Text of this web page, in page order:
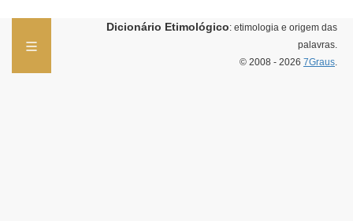
Dicionário Etimológico: etimologia e origem das
palavras.
© 2008 - 2026 7Graus.